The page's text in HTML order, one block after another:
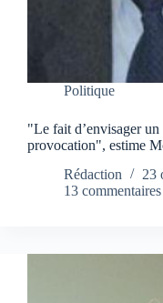
Politique
"Le fait d’envisager un
provocation", estime
Rédaction
23
13 commentaires